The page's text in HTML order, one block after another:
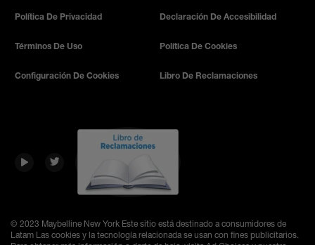
Política De Privacidad Declaración De Accesibilidad
Términos De Uso Política De Cookies
Configuración De Cookies Libro De Reclamaciones
© 2023 Maybelline New York Este sitio está destinado a consumidores de
Latam Las cookies y la tecnología relacionada se usan con fines publicitarios.